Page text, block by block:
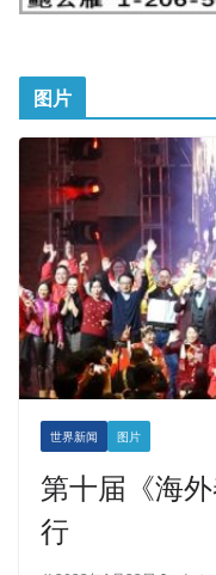
图片
世界新闻 图片
第十届《海
行